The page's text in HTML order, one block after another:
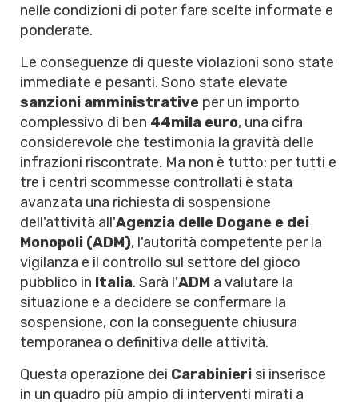
nelle condizioni di poter fare scelte informate e
ponderate.
Le conseguenze di queste violazioni sono state
immediate e pesanti. Sono state elevate
sanzioni amministrative per un importo
complessivo di ben 44mila euro, una cifra
considerevole che testimonia la gravità delle
infrazioni riscontrate. Ma non è tutto: per tutti e
tre i centri scommesse controllati è stata
avanzata una richiesta di sospensione
dell'attività all'Agenzia delle Dogane e dei
Monopoli (ADM), l'autorità competente per la
vigilanza e il controllo sul settore del gioco
pubblico in Italia. Sarà l'ADM a valutare la
situazione e a decidere se confermare la
sospensione, con la conseguente chiusura
temporanea o definitiva delle attività.
Questa operazione dei Carabinieri si inserisce
in un quadro più ampio di interventi mirati a